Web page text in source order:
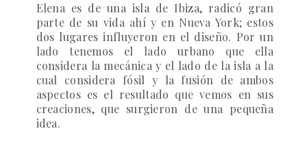
Elena es de una isla de Ibiza, radicó gran
parte de su vida ahí y en Nueva York; estos
dos lugares influyeron en el diseño. Por un
lado tenemos el lado urbano que ella
considera la mecánica y el lado de la isla a la
cual considera fósil y la fusión de ambos
aspectos es el resultado que vemos en sus
creaciones, que surgieron de una pequeña
idea.